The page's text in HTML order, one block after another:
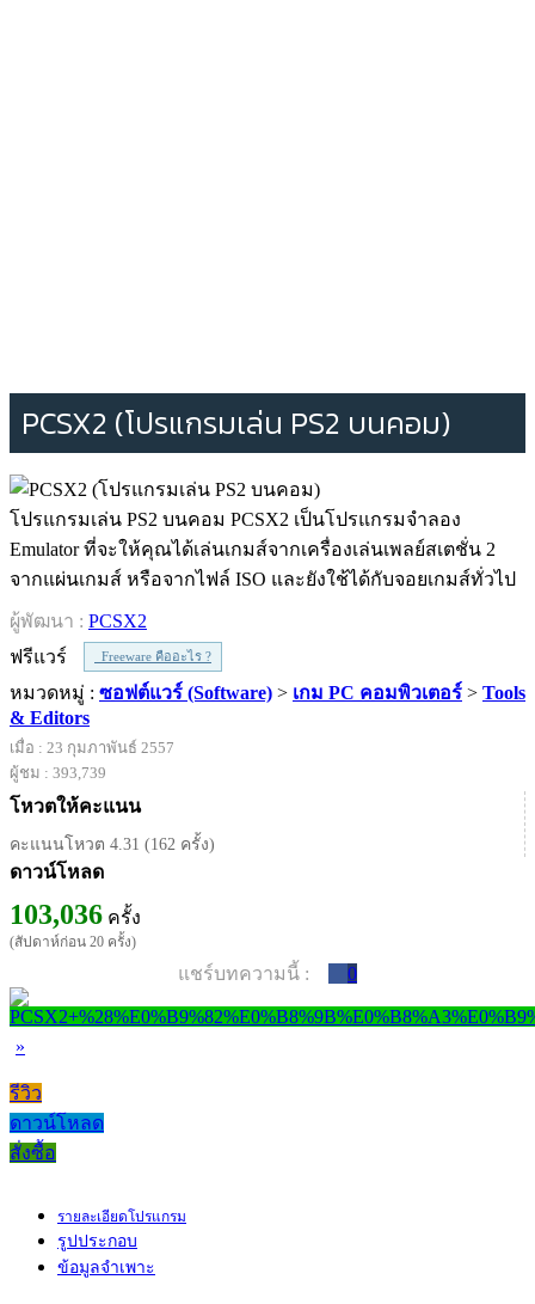
PCSX2 (โปรแกรมเล่น PS2 บนคอม)
โปรแกรมเล่น PS2 บนคอม PCSX2 เป็นโปรแกรมจำลอง
Emulator ที่จะให้คุณได้เล่นเกมส์จากเครื่องเล่นเพลย์สเตชั่น 2
จากแผ่นเกมส์ หรือจากไฟล์ ISO และยังใช้ได้กับจอยเกมส์ทั่วไป
ผู้พัฒนา : PCSX2
ฟรีแวร์
Freeware คืออะไร ?
หมวดหมู่ : ซอฟต์แวร์ (Software) > เกม PC คอมพิวเตอร์ > Tools
& Editors
เมื่อ : 23 กุมภาพันธ์ 2557
ผู้ชม : 393,739
โหวตให้คะแนน
คะแนนโหวต 4.31 (162 ครั้ง)
ดาวน์โหลด
103,036 ครั้ง
(สัปดาห์ก่อน 20 ครั้ง)
แชร์บทความนี้ : 0
»
รีวิว
ดาวน์โหลด
สั่งซื้อ
รายละเอียดโปรแกรม
รูปประกอบ
ข้อมูลจำเพาะ